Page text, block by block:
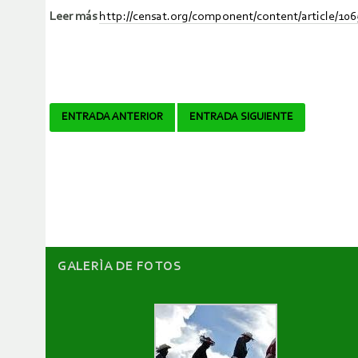
Leer más http://censat.org/component/content/article/
Navegador
ENTRADA ANTERIOR ENTRADA SIGUIENTE
GALERÌA DE FOTOS